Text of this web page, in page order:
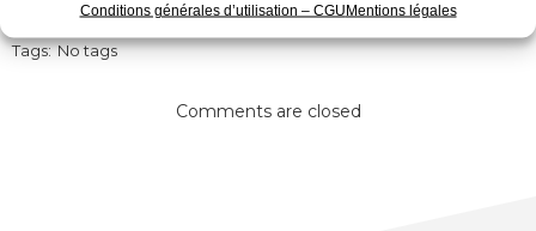
Conditions générales d’utilisation – CGUMentions légales
Tags: No tags
Comments are closed